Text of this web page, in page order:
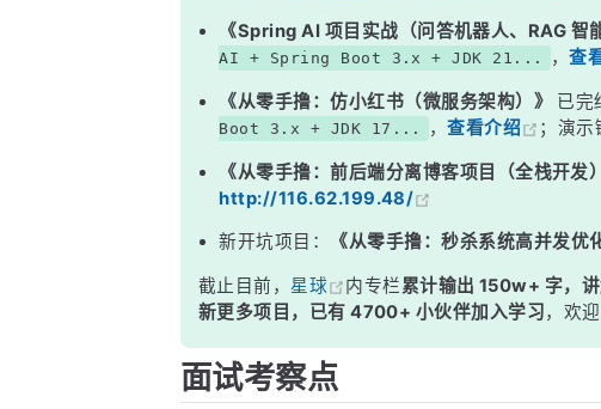
二、实现 Runnable 接口
三、实现 Callable 接口
四、线程池（生产环境首选）
五、本质原理——所有方式殊途同归
六、面试加分项——CompletableFuture（JDK 8+）
面试高频追问
常见面试变体
总结
《Spring AI 项目实战（问答机器人、RAG 智
AI + Spring Boot 3.x + JDK 21...
，查
《从零手撸：仿小红书（微服务架构）》 已完
Boot 3.x + JDK 17...
，查看介绍 ；演示
《从零手撸：前后端分离博客项目（全栈开发
http://116.62.199.48/
新开坑项目： 《从零手撸：秒杀系统高并发优
截止目前， 星球 内专栏累计输出 150w+ 字，
新更多项目，已有 4700+ 小伙伴加入学习，欢迎
面试考察点